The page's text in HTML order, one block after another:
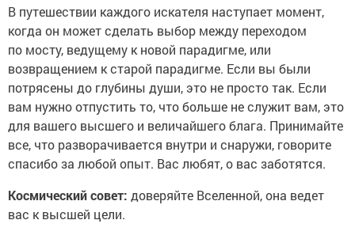
В путешествии каждого искателя наступает момент,
когда он может сделать выбор между переходом
по мосту, ведущему к новой парадигме, или
возвращением к старой парадигме. Если вы были
потрясены до глубины души, это не просто так. Если
вам нужно отпустить то, что больше не служит вам, это
для вашего высшего и величайшего блага. Принимайте
все, что разворачивается внутри и снаружи, говорите
спасибо за любой опыт. Вас любят, о вас заботятся.
Космический совет: доверяйте Вселенной, она ведет
вас к высшей цели.